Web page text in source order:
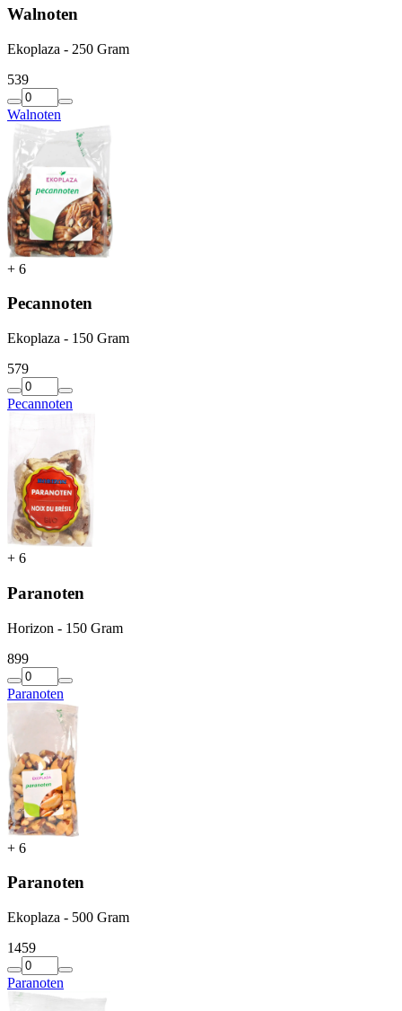
Walnoten
Ekoplaza - 250 Gram
539
Walnoten
+ 6
Pecannoten
Ekoplaza - 150 Gram
579
Pecannoten
+ 6
Paranoten
Horizon - 150 Gram
899
Paranoten
+ 6
Paranoten
Ekoplaza - 500 Gram
1459
Paranoten